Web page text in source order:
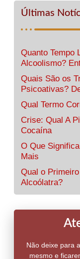
Últimas
Quanto Tempo
Alcoolismo?
Quais São os
Psicoativas?
Qual Termo
Crise: Qual A
Cocaína
O Que
Mais
Qual o
Alcoólatra?
Não deixe para
mesmo e